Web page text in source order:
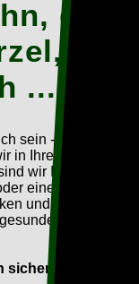
ganz
ganz
...
sein - Implantate
in Ihren Kiefer
wir Ihr eigener
einer
und Prothesen
sicheres Gefühl im